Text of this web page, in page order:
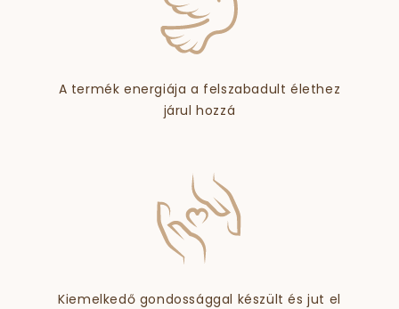
A termék energiája a felszabadult élethez
járul hozzá
Kiemelkedő gondossággal készült és jut el